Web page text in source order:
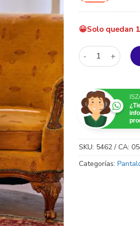
Solo quedan
Felegant
SKU: 5462 / CA:
Categorías: